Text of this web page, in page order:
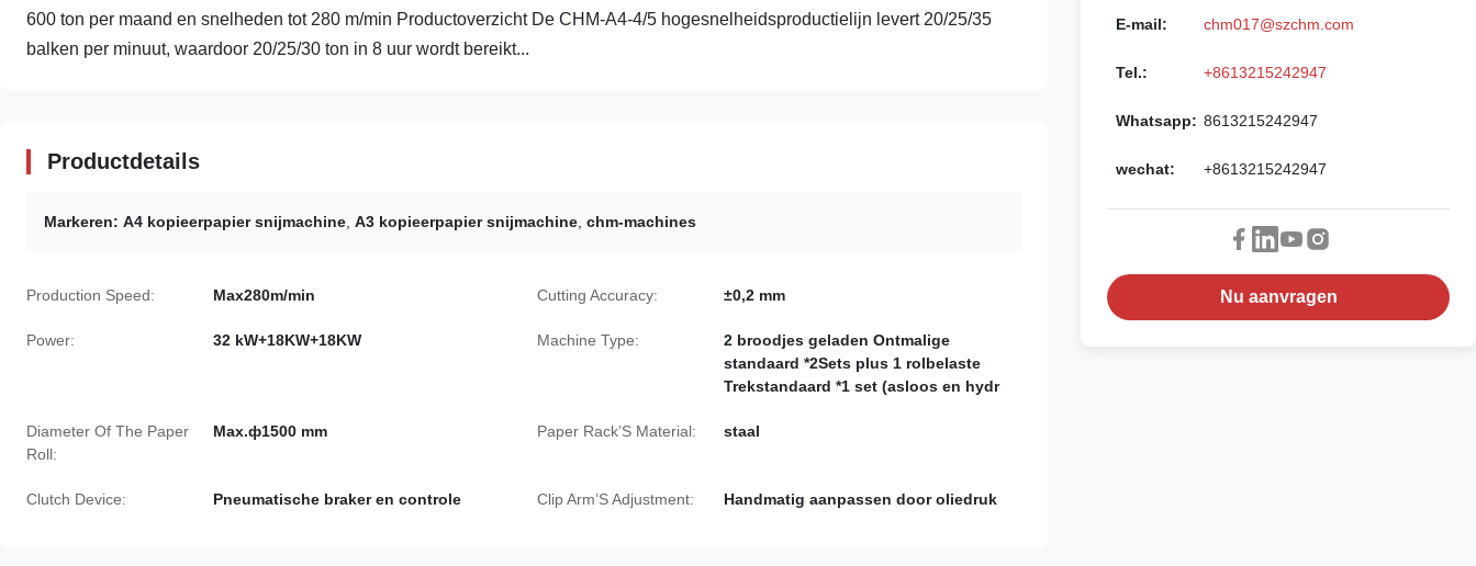
600 ton per maand en snelheden tot 280 m/min Productoverzicht De CHM-A4-4/5 hogesnelheidsproductielijn levert 20/25/35
balken per minuut, waardoor 20/25/30 ton in 8 uur wordt bereikt...
Productdetails
Markeren: A4 kopieerpapier snijmachine A3 kopieerpapier snijmachine chm-machines
Production Speed: Max280m/min Cutting Accuracy: ±0,2 mm
Power: 32 kW+18KW+18KW Machine Type:
2 broodjes geladen Ontmalige
standaard *2Sets plus 1 rolbelaste
Trekstandaard *1 set (asloos en hydr
Diameter Of The Paper
Roll:
Max.ф1500 mm Paper Rack’S Material: staal
Clutch Device: Pneumatische braker en controle Clip Arm’S Adjustment: Handmatig aanpassen door oliedruk
E-mail: chm017@szchm.com
Tel.: +8613215242947
Whatsapp: 8613215242947
wechat: +8613215242947
Nu aanvragen